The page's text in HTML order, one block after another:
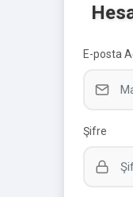
E-posta
Şifre